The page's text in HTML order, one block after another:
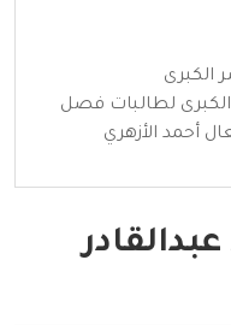
الكبرى لطالبات فصل
أحمد الأزهري